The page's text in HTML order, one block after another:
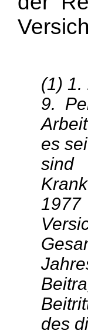
(1) 1.
9.
es
sind
1977
des